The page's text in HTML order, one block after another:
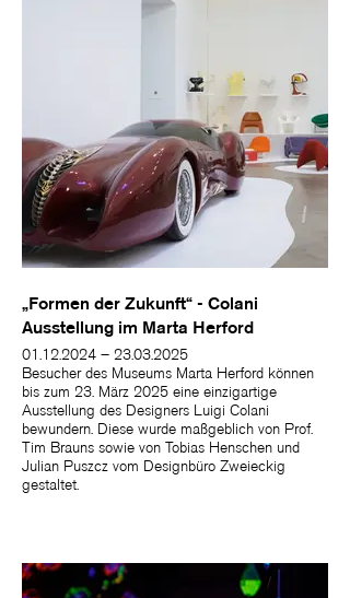
„Formen der Zukunft“ - Colani
Ausstellung im Marta Herford
01.12.2024 – 23.03.2025
Besucher des Museums Marta Herford können
bis zum 23. März 2025 eine einzigartige
Ausstellung des Designers Luigi Colani
bewundern. Diese wurde maßgeblich von Prof.
Tim Brauns sowie von Tobias Henschen und
Julian Puszcz vom Designbüro Zweieckig
gestaltet.